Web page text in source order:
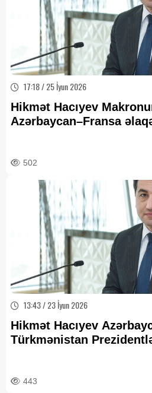
17:18 / 25 İyun 2026
Hikmət Hacıyev
Azərbaycan–Fransa
502
13:43 / 23 İyun 2026
Hikmət Hacıyev
Türkmənistan
443